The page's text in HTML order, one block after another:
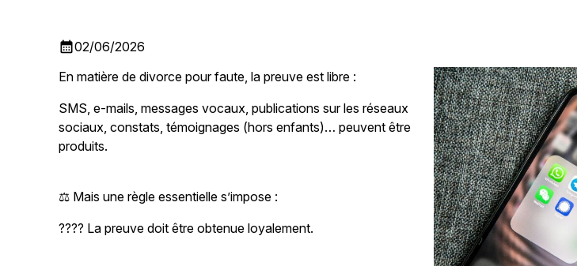
calendar_month02/06/2026
En matière de divorce pour faute, la preuve est libre :
SMS, e-mails, messages vocaux, publications sur les réseaux
sociaux, constats, témoignages (hors enfants)… peuvent être
produits.
⚖️ Mais une règle essentielle s’impose :
???? La preuve doit être obtenue loyalement.